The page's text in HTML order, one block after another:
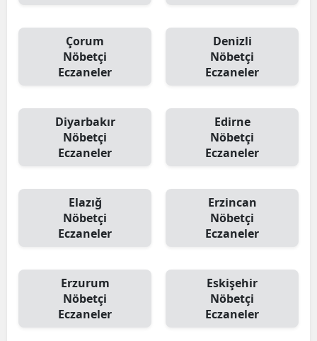
Çorum
Nöbetçi
Eczaneler
Denizli
Nöbetçi
Eczaneler
Diyarbakır
Nöbetçi
Eczaneler
Edirne
Nöbetçi
Eczaneler
Elazığ
Nöbetçi
Eczaneler
Erzincan
Nöbetçi
Eczaneler
Erzurum
Nöbetçi
Eczaneler
Eskişehir
Nöbetçi
Eczaneler